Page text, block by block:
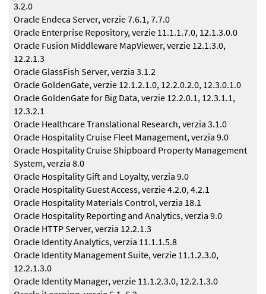
3.2.0
Oracle Endeca Server, verzie 7.6.1, 7.7.0
Oracle Enterprise Repository, verzie 11.1.1.7.0, 12.1.3.0.0
Oracle Fusion Middleware MapViewer, verzie 12.1.3.0,
12.2.1.3
Oracle GlassFish Server, verzia 3.1.2
Oracle GoldenGate, verzie 12.1.2.1.0, 12.2.0.2.0, 12.3.0.1.0
Oracle GoldenGate for Big Data, verzie 12.2.0.1, 12.3.1.1,
12.3.2.1
Oracle Healthcare Translational Research, verzia 3.1.0
Oracle Hospitality Cruise Fleet Management, verzia 9.0
Oracle Hospitality Cruise Shipboard Property Management
System, verzia 8.0
Oracle Hospitality Gift and Loyalty, verzia 9.0
Oracle Hospitality Guest Access, verzie 4.2.0, 4.2.1
Oracle Hospitality Materials Control, verzia 18.1
Oracle Hospitality Reporting and Analytics, verzia 9.0
Oracle HTTP Server, verzia 12.2.1.3
Oracle Identity Analytics, verzia 11.1.1.5.8
Oracle Identity Management Suite, verzie 11.1.2.3.0,
12.2.1.3.0
Oracle Identity Manager, verzie 11.1.2.3.0, 12.2.1.3.0